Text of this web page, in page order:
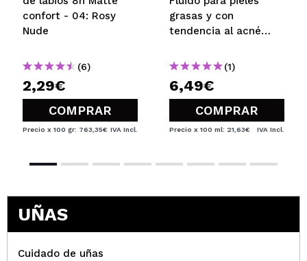
confort - 04: Rosy
Nude
(6)
2,29€
COMPRAR
Precio x 100 gr: 763,35€ IVA Incl.
grasas y con
tendencia al acné
(1)
6,49€
COMPRAR
Precio x 100 ml: 21,63€ IVA Incl.
UÑAS
Cuidado de uñas